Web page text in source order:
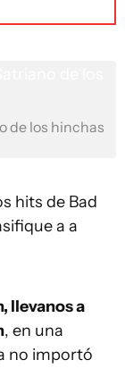
de los hinchas
hits de Bad
a a
llevanos a
, en una
no importó